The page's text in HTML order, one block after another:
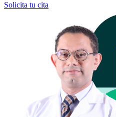
Solicita tu cita